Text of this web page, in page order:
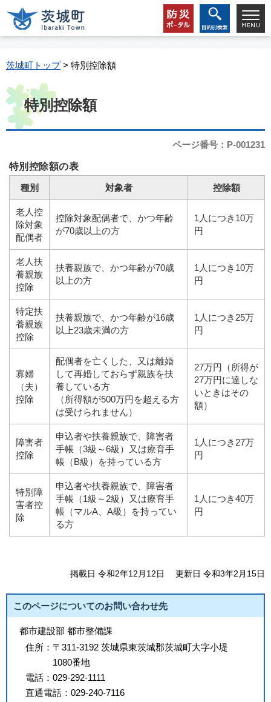
茨城町トップ> 特別控除額
特別控除額
ページ番号：P-001231
特別控除額の表
種別 対象者 控除額
老人控
除対象
配偶者
控除対象配偶者で、かつ年齢
が70歳以上の方
1人につき10万
円
老人扶
養親族
控除
扶養親族で、かつ年齢が70歳
以上の方
1人につき10万
円
特定扶
養親族
控除
扶養親族で、かつ年齢が16歳
以上23歳未満の方
1人につき25万
円
寡婦
（夫）
控除
配偶者を亡くした、又は離婚
して再婚しておらず親族を扶
養している方
（所得額が500万円を超える方
は受けられません）
27万円（所得が
27万円に達しな
いときはその
額）
障害者
控除
申込者や扶養親族で、障害者
手帳（3級～6級）又は療育手
帳（B級）を持っている方
1人につき27万
円
特別障
害者控
除
申込者や扶養親族で、障害者
手帳（1級～2級）又は療育手
帳（マルA、A級）を持ってい
る方
1人につき40万
円
掲載日 令和2年12月12日 更新日 令和3年2月15日
このページについてのお問い合わせ先
都市建設部 都市整備課
住所： 〒311-3192 茨城県東茨城郡茨城町大字小堤
1080番地
電話： 029-292-1111
直通電話： 029-240-7116